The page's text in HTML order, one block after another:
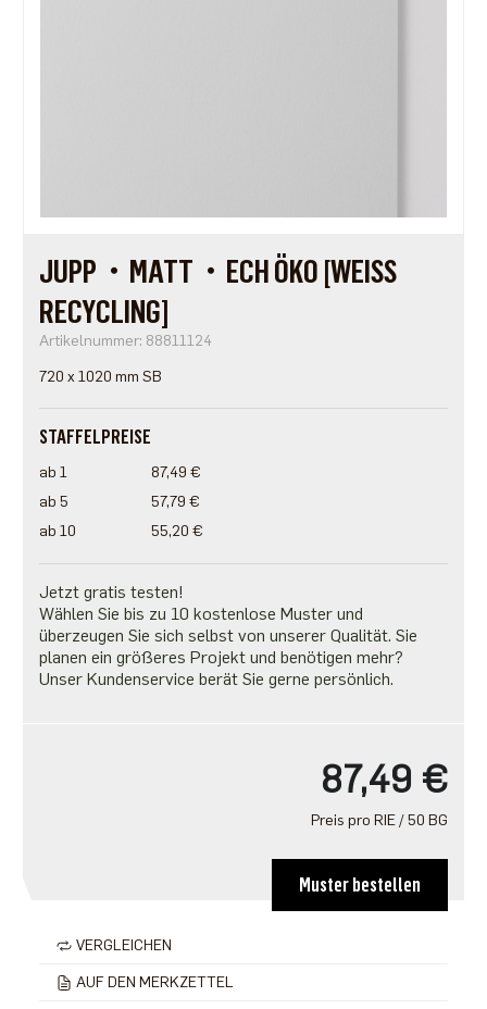
JUPP・MATT・ECH ÖKO [WEISS R
ECYCLING]
Artikelnummer: 88811124
720 x 1020 mm SB
STAFFELPREISE
ab 1
87,49 €
ab 5
57,79 €
ab 10
55,20 €
Jetzt gratis testen!
Wählen Sie bis zu 10 kostenlose Muster und
überzeugen Sie sich selbst von unserer Qualität. Sie
planen ein größeres Projekt und benötigen mehr?
Unser Kundenservice berät Sie gerne persönlich.
87,49 €
Preis pro RIE / 50 BG
Muster bestellen
VERGLEICHEN
AUF DEN MERKZETTEL